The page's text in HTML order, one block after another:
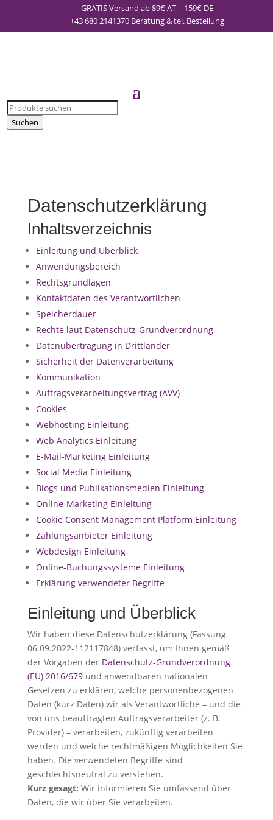
GRATIS Versand ab 89€ AT | 159€ DE
+43 680 2141370 Beratung & tel. Bestellung
Products
search
Suchen
Datenschutzerklärung
Inhaltsverzeichnis
Einleitung und Überblick
Anwendungsbereich
Rechtsgrundlagen
Kontaktdaten des Verantwortlichen
Speicherdauer
Rechte laut Datenschutz-Grundverordnung
Datenübertragung in Drittländer
Sicherheit der Datenverarbeitung
Kommunikation
Auftragsverarbeitungsvertrag (AVV)
Cookies
Webhosting Einleitung
Web Analytics Einleitung
E-Mail-Marketing Einleitung
Social Media Einleitung
Blogs und Publikationsmedien Einleitung
Online-Marketing Einleitung
Cookie Consent Management Platform Einleitung
Zahlungsanbieter Einleitung
Webdesign Einleitung
Online-Buchungssysteme Einleitung
Erklärung verwendeter Begriffe
Einleitung und Überblick
Wir haben diese Datenschutzerklärung (Fassung
06.09.2022-112117848) verfasst, um Ihnen gemäß
der Vorgaben der Datenschutz-Grundverordnung
(EU) 2016/679und anwendbaren nationalen
Gesetzen zu erklären, welche personenbezogenen
Daten (kurz Daten) wir als Verantwortliche – und die
von uns beauftragten Auftragsverarbeiter (z. B.
Provider) – verarbeiten, zukünftig verarbeiten
werden und welche rechtmäßigen Möglichkeiten Sie
haben. Die verwendeten Begriffe sind
geschlechtsneutral zu verstehen.
Kurz gesagt: Wir informieren Sie umfassend über
Daten, die wir über Sie verarbeiten.